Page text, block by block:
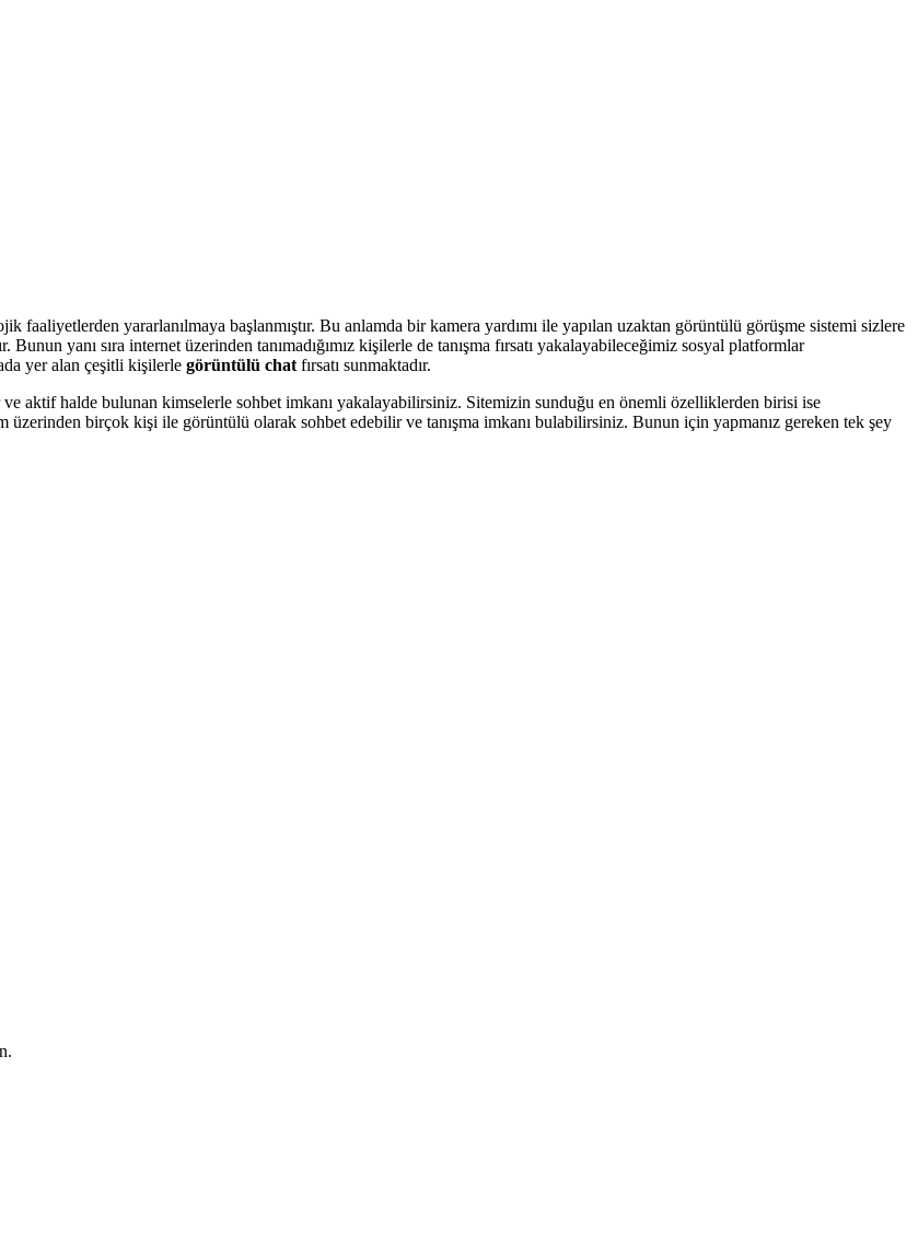
faaliyetlerden yararlanılmaya başlanmıştır. Bu anlamda bir kamera yardımı ile yapılan uzaktan görüntülü görüşme sistemi sizlere
yanı sıra internet üzerinden tanımadığımız kişilerle de tanışma fırsatı yakalayabileceğimiz sosyal platformlar
yer alan çeşitli kişilerle görüntülü chat fırsatı sunmaktadır.
aktif halde bulunan kimselerle sohbet imkanı yakalayabilirsiniz. Sitemizin sunduğu en önemli özelliklerden birisi ise
üzerinden birçok kişi ile görüntülü olarak sohbet edebilir ve tanışma imkanı bulabilirsiniz. Bunun için yapmanız gereken tek şey